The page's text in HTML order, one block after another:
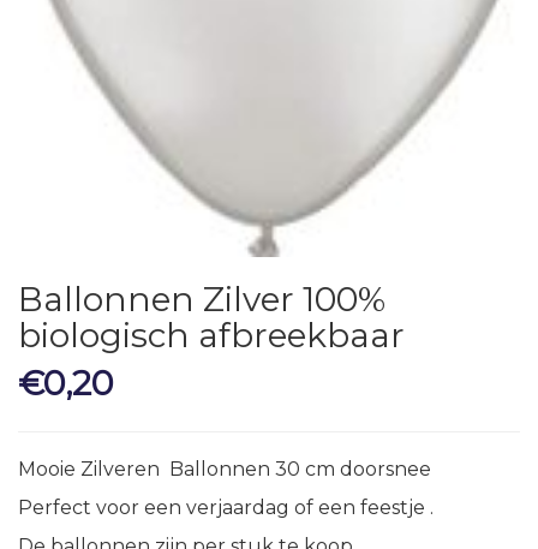
Ballonnen Zilver 100%
biologisch afbreekbaar
€0,20
Mooie Zilveren Ballonnen 30 cm doorsnee
Perfect voor een verjaardag of een feestje .